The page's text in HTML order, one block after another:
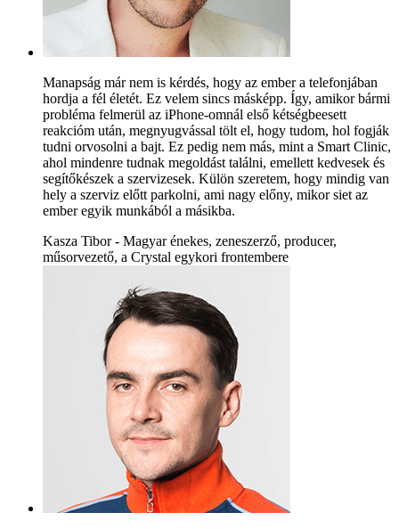
Manapság már nem is kérdés, hogy az ember a telefonjában
hordja a fél életét. Ez velem sincs másképp. Így, amikor bármi
probléma felmerül az iPhone-omnál első kétségbeesett
reakcióm után, megnyugvással tölt el, hogy tudom, hol fogják
tudni orvosolni a bajt. Ez pedig nem más, mint a Smart Clinic,
ahol mindenre tudnak megoldást találni, emellett kedvesek és
segítőkészek a szervizesek. Külön szeretem, hogy mindig van
hely a szerviz előtt parkolni, ami nagy előny, mikor siet az
ember egyik munkából a másikba.
Kasza Tibor - Magyar énekes, zeneszerző, producer,
műsorvezető, a Crystal egykori frontembere